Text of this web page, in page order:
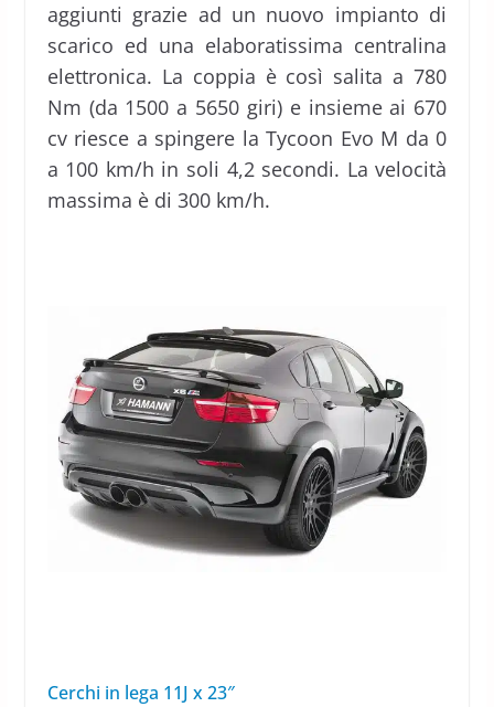
aggiunti grazie ad un nuovo impianto di
scarico ed una elaboratissima centralina
elettronica. La coppia è così salita a 780
Nm (da 1500 a 5650 giri) e insieme ai 670
cv riesce a spingere la Tycoon Evo M da 0
a 100 km/h in soli 4,2 secondi. La velocità
massima è di 300 km/h.
Cerchi in lega 11J x 23″